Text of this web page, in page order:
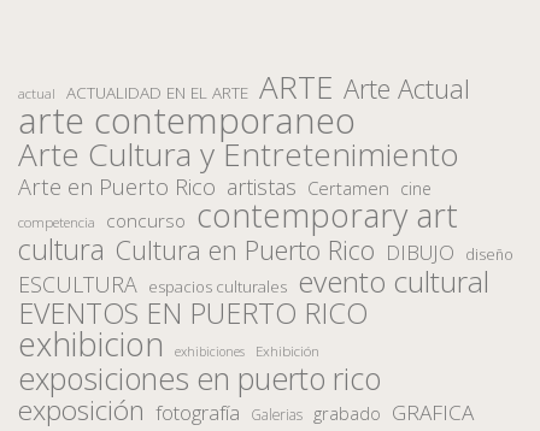
actual ACTUALIDAD EN EL ARTE ARTE Arte Actual
arte contemporaneo
Arte Cultura y Entretenimiento
Arte en Puerto Rico artistas Certamen cine
competencia concurso contemporary art
cultura Cultura en Puerto Rico DIBUJO diseño
ESCULTURA espacios culturales evento cultural
EVENTOS EN PUERTO RICO
exhibicion exhibiciones Exhibición
exposiciones en puerto rico
exposición fotografía Galerias grabado GRAFICA